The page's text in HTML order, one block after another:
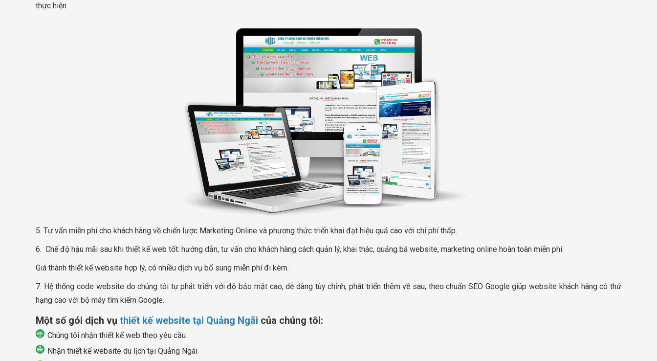
thực hiện
5. Tư vấn miễn phí cho khách hàng về chiến lược Marketing Online và phương thức triển khai đạt hiệu quả cao với chi phí thấp.
6. Chế độ hậu mãi sau khi thiết kế web tốt: hướng dẫn, tư vấn cho khách hàng cách quản lý, khai thác, quảng bá website, marketing online hoàn toàn miễn phí.
Giá thành thiết kế website hợp lý, có nhiều dịch vụ bổ sung miễn phí đi kèm.
7. Hệ thống code website do chúng tôi tự phát triển với độ bảo mật cao, dễ dàng tùy chỉnh, phát triển thêm về sau, theo chuẩn SEO Google giúp website khách hàng có thứ
hạng cao với bộ máy tìm kiếm Google.
Một số gói dịch vụ thiết kế website tại Quảng Ngãi của chúng tôi:
Chúng tôi nhận thiết kế web theo yêu cầu
Nhận thiết kế website du lịch tại Quảng Ngãi